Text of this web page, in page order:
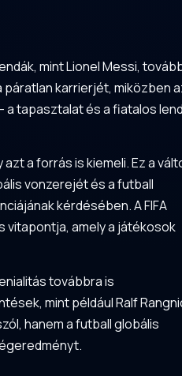
mint Lionel Messi,
karrierjét, miközben
a tapasztalat és a fiatalos
a forrás is kiemeli. Ez a
vonzerejét és a futball
kérdésében. A FIFA
vitapontja, amely a játékosok
továbbra is
mint például Ralf
hanem a futball globális